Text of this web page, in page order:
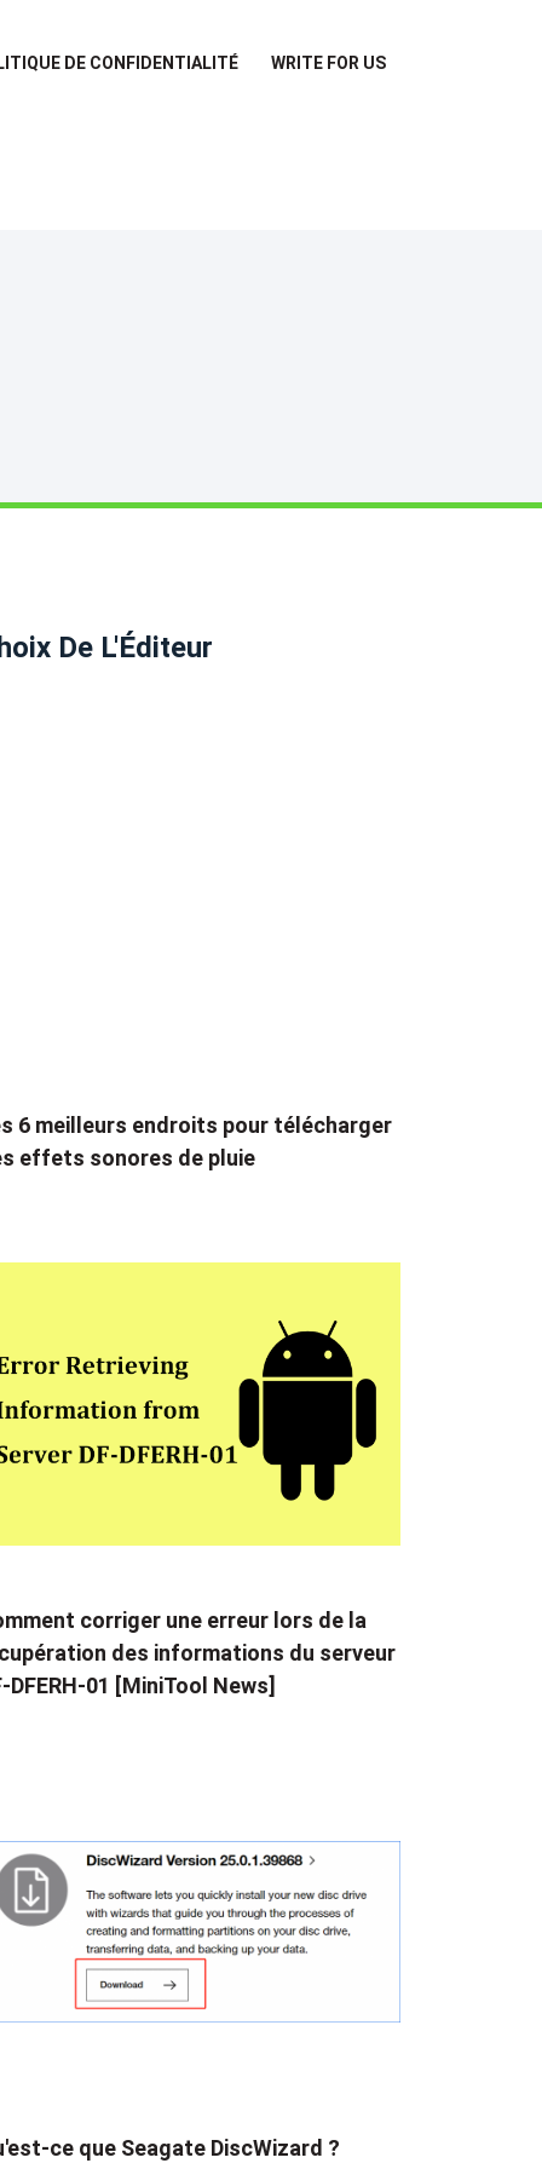
DE CONFIDENTIALITÉ WRITE FOR US
De L'Éditeur
6 meilleurs endroits pour télécharger
effets sonores de pluie
corriger une erreur lors de la
des informations du serveur
DFERH-01 [MiniTool News]
ce que Seagate DiscWizard ?